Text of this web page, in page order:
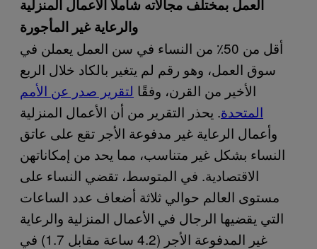
العمل بمختلف مجالاته شاملًا الأعمال المنزلية
والرعاية غير المأجورة
أقل من 50٪ من النساء في سن العمل يعملن في
سوق العمل، وهو رقم لم يتغير بالكاد خلال الربع
الأخير من القرن، وفقًا لتقرير صدر عن الأمم
المتحدة. يحذر التقرير من أن الأعمال المنزلية
وأعمال الرعاية غير مدفوعة الأجر تقع على عاتق
النساء بشكل غير متناسب، مما يحد من إمكاناتهن
الاقتصادية. في المتوسط، ​​تقضي النساء على
مستوى العالم حوالي ثلاثة أضعاف عدد الساعات
التي يقضيها الرجال في الأعمال المنزلية والرعاية
غير المدفوعة الأجر (4.2 ساعة مقابل 1.7) في